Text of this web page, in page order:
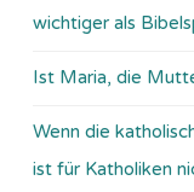
wichtiger als
Ist Maria, die
Wenn die
ist für Katholiken